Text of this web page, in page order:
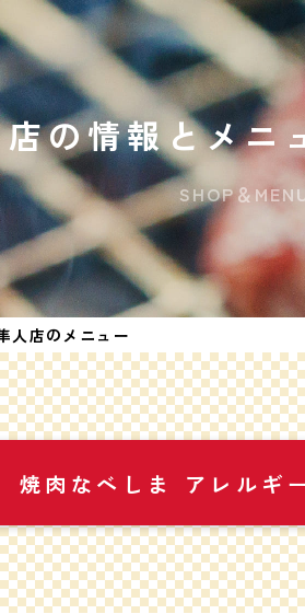
の情報とメニ
SHOP＆
人店のメニュー
焼肉なべしま アレルギ